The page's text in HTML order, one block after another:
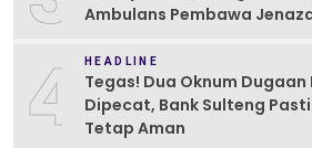
Ambulans Pembawa
4 HEADLINE
Tegas! Dua Oknum Dugaan
Dipecat, Bank Sulteng
Tetap Aman